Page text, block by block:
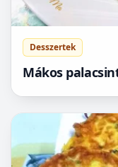
Desszertek
Mákos